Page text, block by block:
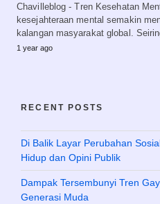
Chavilleblog - Tren Kesehatan
kesejahteraan mental semakin
kalangan masyarakat global.
1 year ago
RECENT POSTS
Di Balik Layar Perubahan
Hidup dan Opini Publik
Dampak Tersembunyi Tren
Generasi Muda